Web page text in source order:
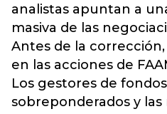
analistas apuntan a
masiva de las
Antes de la
en las acciones de
Los gestores de
sobreponderados y